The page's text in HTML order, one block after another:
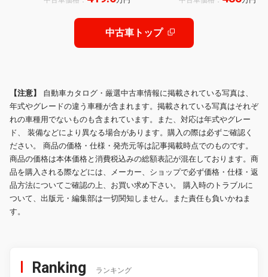
ーダー AppleCarPlay ETC ワンオー
ナー キャンピングカー 軽キャン
ーラーキット クーラーキット専用ベ
ットキット ドリンクホルダー付専用
テーブル
中古車トップ
【注意】 自動車カタログ・厳選中古車情報に掲載されている写真は、
年式やグレードの違う車種が含まれます。掲載されている写真はそれぞ
れの車種用でないものも含まれています。また、対応は年式やグレー
ド、 装備などにより異なる場合があります。購入の際は必ずご確認く
ださい。 商品の価格・仕様・発売元等は記事掲載時点でのものです。
商品の価格は本体価格と消費税込みの総額表記が混在しております。商
品を購入される際などには、メーカー、ショップで必ず価格・仕様・返
品方法についてご確認の上、お買い求め下さい。 購入時のトラブルに
ついて、出版元・編集部は一切関知しません。また責任も負いかねま
す。
Ranking ランキング